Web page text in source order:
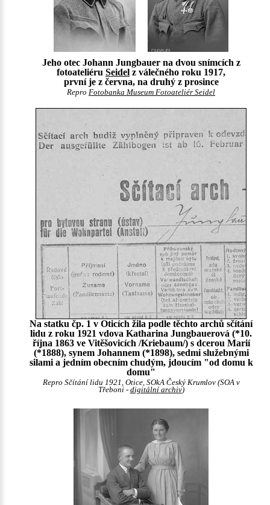
Jeho otec Johann Jungbauer na dvou snímcích z
fotoateliéru Seidel z válečného roku 1917,
první je z června, na druhý z prosince
Repro Fotobanka Museum Fotoateliér Seidel
Na statku čp. 1 v Oticích žila podle těchto archů sčítání
lidu z roku 1921 vdova Katharina Jungbauerová (*10.
října 1863 ve Vitěšovicích /Kriebaum/) s dcerou Marií
(*1888), synem Johannem (*1898), sedmi služebnými
silami a jedním obecním chudým, jdoucím "od domu k
domu"
Repro Sčítání lidu 1921, Otice, SOkA Český Krumlov (SOA v
Třeboni - digitální archiv)